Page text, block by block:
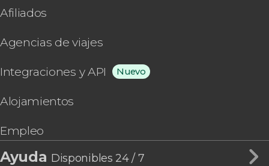
Afiliados
Agencias de viajes
Integraciones y API Nuevo
Alojamientos
Empleo
Ayuda Disponibles 24 / 7